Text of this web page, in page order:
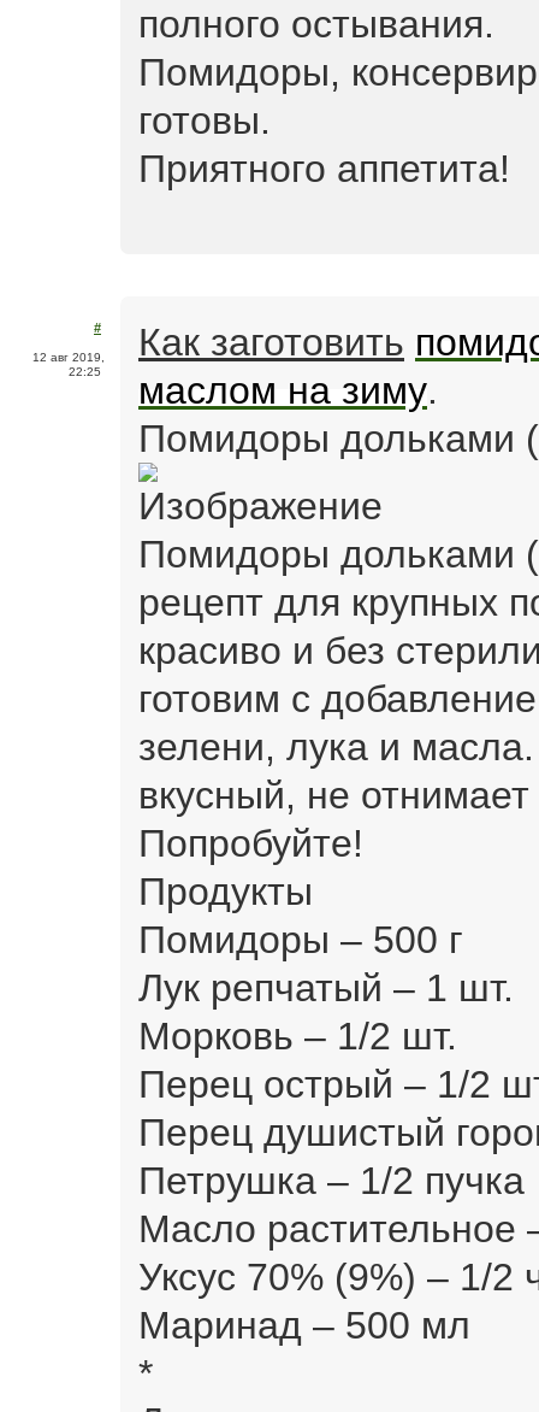
полного остывания.
Помидоры,
готовы.
Приятного аппетита!
#
12 авг 2019,
22:25
Как заготовить
маслом на зиму.
Помидоры дольками
Помидоры дольками
рецепт для крупных
красиво и без
готовим с
зелени, лука и
вкусный, не
Попробуйте!
Продукты
Помидоры – 500 г
Лук репчатый – 1 шт.
Морковь – 1/2 шт.
Перец острый – 1/2
Перец душистый
Петрушка – 1/2 пучка
Масло растительное
Уксус 70% (9%) – 1/2
Маринад – 500 мл
*